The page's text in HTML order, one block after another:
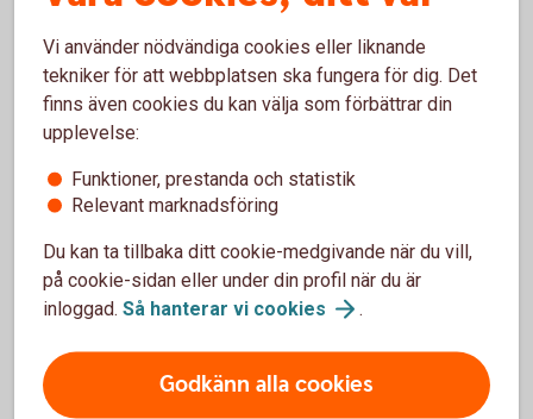
Att prata med andra skogsägare i området kan ge värdefulla
erfarenheter inför valet av köpare.
Var delaktig genom hela
processen
En slutavverkning är inte bara en affär utan också en
Genom att följa arbetet, ställa frågor och vara delaktig under
processen får du en större förståelse för både
vara värdefull inför framtida åtgärder i skogen.
Vi använder nödvändiga cookies eller liknande
tekniker för att webbplatsen ska fungera för dig. Det
finns även cookies du kan välja som förbättrar din
upplevelse:
Funktioner, prestanda och statistik
Relevant marknadsföring
Du kan ta tillbaka ditt cookie-medgivande när du vill,
på cookie-sidan eller under din profil när du är
inloggad. Så hanterar vi cookies .
Godkänn alla cookies